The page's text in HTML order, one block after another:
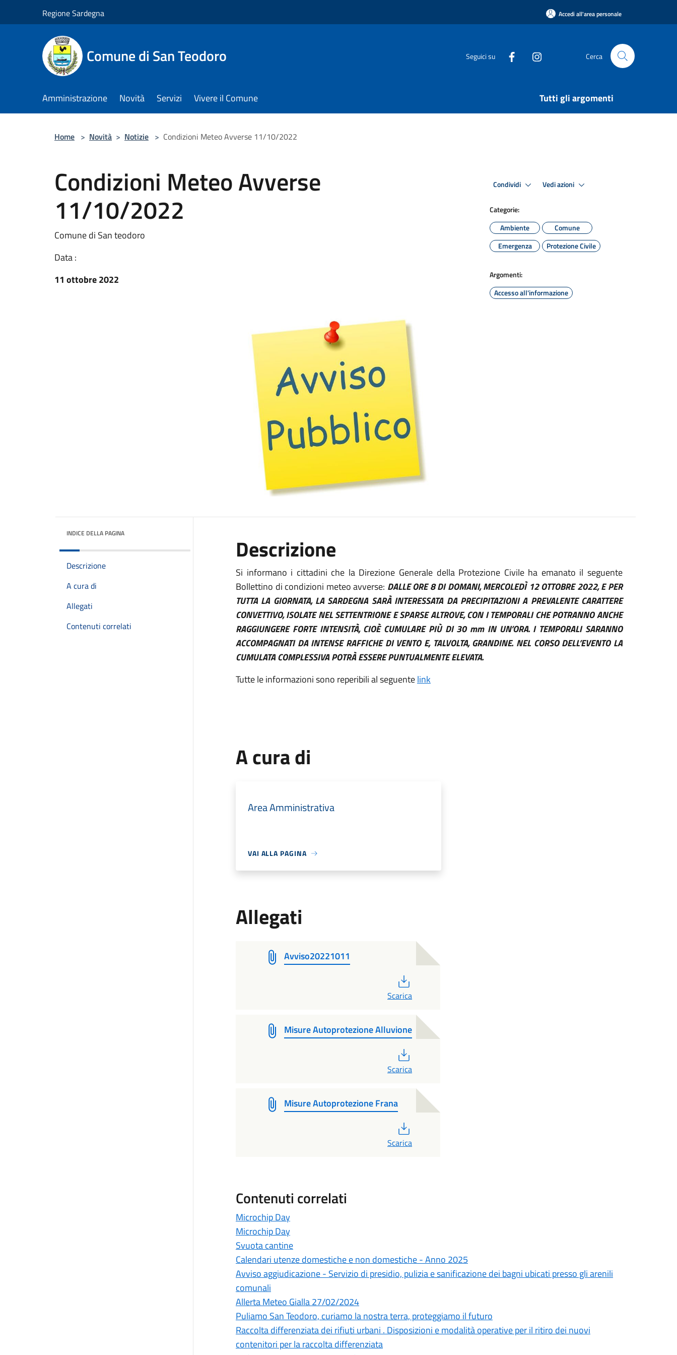
Regione Sardegna Accedi all'area personale
Comune di San Teodoro Seguici su Cerca
Amministrazione Novità Servizi Vivere il Comune Tutti gli argomenti
Home > Novità > Notizie > Condizioni Meteo Avverse 11/10/2022
Condizioni Meteo Avverse
11/10/2022
Comune di San teodoro
Data :
11 ottobre 2022
Condividi Vedi azioni
Categorie:
Ambiente
Comune
Emergenza
Protezione Civile
Argomenti:
Accesso all'informazione
INDICE DELLA PAGINA
Descrizione
A cura di
Allegati
Contenuti correlati
Descrizione
Si informano i cittadini che la Direzione Generale della Protezione Civile ha emanato il seguente
Bollettino di condizioni meteo avverse: DALLE ORE 8 DI DOMANI, MERCOLEDÌ 12 OTTOBRE 2022, E PER
TUTTA LA GIORNATA, LA SARDEGNA SARÀ INTERESSATA DA PRECIPITAZIONI A PREVALENTE CARATTERE
CONVETTIVO, ISOLATE NEL SETTENTRIONE E SPARSE ALTROVE, CON I TEMPORALI CHE POTRANNO ANCHE
RAGGIUNGERE FORTE INTENSITÀ, CIOÈ CUMULARE PIÙ DI 30 mm IN UN’ORA. I TEMPORALI SARANNO
ACCOMPAGNATI DA INTENSE RAFFICHE DI VENTO E, TALVOLTA, GRANDINE. NEL CORSO DELL’EVENTO LA
CUMULATA COMPLESSIVA POTRÀ ESSERE PUNTUALMENTE ELEVATA.
Tutte le informazioni sono reperibili al seguentelink
A cura di
Area Amministrativa
VAI ALLA PAGINA
Allegati
Avviso20221011
Scarica
Misure Autoprotezione Alluvione
Scarica
Misure Autoprotezione Frana
Scarica
Contenuti correlati
Microchip Day
Microchip Day
Svuota cantine
Calendari utenze domestiche e non domestiche - Anno 2025
Avviso aggiudicazione - Servizio di presidio, pulizia e sanificazione dei bagni ubicati presso gli arenili
comunali
Allerta Meteo Gialla 27/02/2024
Puliamo San Teodoro, curiamo la nostra terra, proteggiamo il futuro
Raccolta differenziata dei rifiuti urbani . Disposizioni e modalità operative per il ritiro dei nuovi
contenitori per la raccolta differenziata